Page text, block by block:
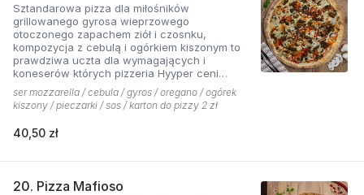
Sztandarowa pizza dla miłośników
grillowanego gyrosa wieprzowego
otoczonego zapachem ziół i czosnku,
kompozycja z cebulą i ogórkiem kiszonym to
prawdziwa uczta dla wymagających i
koneserów których pizzeria Hyyper ceni
najbardziej. . Chodzą słuchy, że gyros Hyyper
jest najlepszy w mieście
ser mozzarella / cebula / gyros / oregano / ogórek
kiszony / pieczarki / sos / karton do pizzy 2 zł
40,50 zł
20. Pizza Mafioso